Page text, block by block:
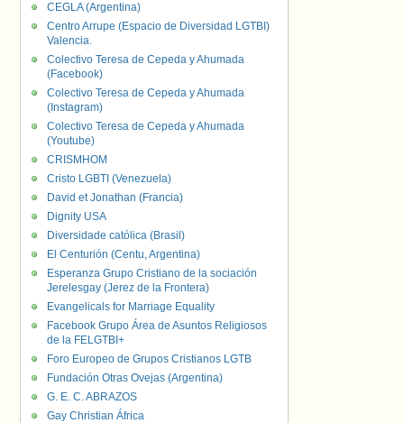
CEGLA (Argentina)
Centro Arrupe (Espacio de Diversidad LGTBI)
Valencia.
Colectivo Teresa de Cepeda y Ahumada
(Facebook)
Colectivo Teresa de Cepeda y Ahumada
(Instagram)
Colectivo Teresa de Cepeda y Ahumada
(Youtube)
CRISMHOM
Cristo LGBTI (Venezuela)
David et Jonathan (Francia)
Dignity USA
Diversidade católica (Brasil)
El Centurión (Centu, Argentina)
Esperanza Grupo Cristiano de la sociación
Jerelesgay (Jerez de la Frontera)
Evangelicals for Marriage Equality
Facebook Grupo Área de Asuntos Religiosos
de la FELGTBI+
Foro Europeo de Grupos Cristianos LGTB
Fundación Otras Ovejas (Argentina)
G. E. C. ABRAZOS
Gay Christian África